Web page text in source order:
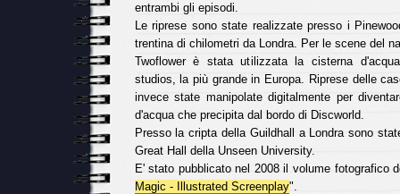
entrambi gli episodi.
Le riprese sono state realizzate presso i
trentina di chilometri da Londra. Per le scene del
Twoflower è stata utilizzata la cisterna
studios, la più grande in Europa. Riprese delle
invece state manipolate digitalmente per
d'acqua che precipita dal bordo di Discworld.
Presso la cripta della Guildhall a Londra sono
Great Hall della Unseen University.
E' stato pubblicato nel 2008 il volume fotografico
Magic - Illustrated Screenplay".